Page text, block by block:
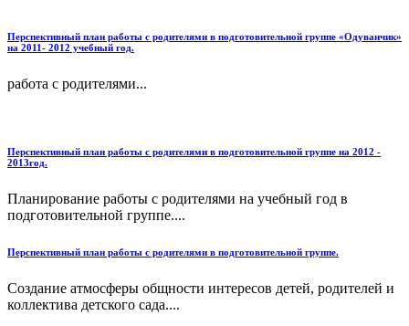
Перспективный план работы с родителями в подготовительной группе «Одуванчик»
на 2011- 2012 учебный год.
работа с родителями...
Перспективный план работы с родителями в подготовительной группе на 2012 -
2013год.
Планирование работы с родителями на учебный год в
подготовительной группе....
Перспективный план работы с родителями в подготовительной группе.
Создание атмосферы общности интересов детей, родителей и
коллектива детского сада....